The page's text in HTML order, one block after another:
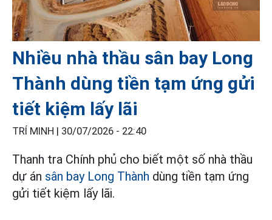
Nhiều nhà thầu sân bay Long
Thành dùng tiền tạm ứng gửi
tiết kiệm lấy lãi
TRÍ MINH | 30/07/2026 - 22:40
Thanh tra Chính phủ cho biết một số nhà thầu
dự án sân bay Long Thành dùng tiền tạm ứng
gửi tiết kiệm lấy lãi.